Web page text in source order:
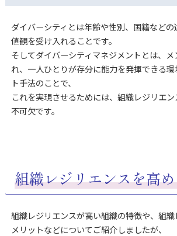
ダイバーシティとは年齢や性別、国籍など
値観を受け入れることです。
そしてダイバーシティマネジメントとは、
れ、一人ひとりが存分に能力を発揮できる
ト手法のことで、
これを実現させるためには、組織レジリエ
不可欠です。
組織レジリエンスを高
組織レジリエンスが高い組織の特徴や、組
メリットなどについてご紹介しましたが、